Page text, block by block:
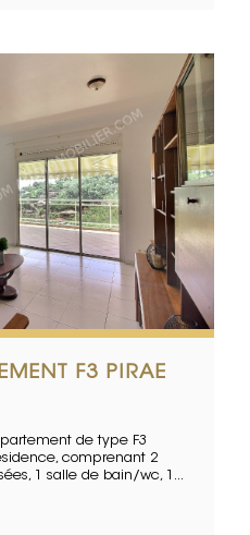
F3 PIRAE
de type F3
comprenant 2
1 salle de bain/wc, 1...